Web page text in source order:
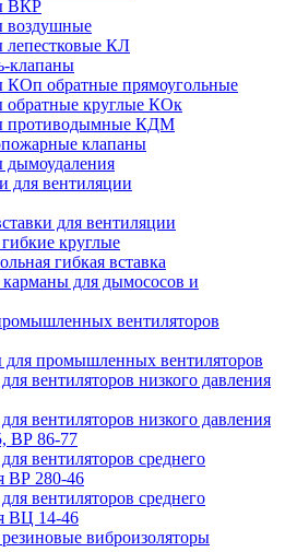
ВКР
воздушные
лепестковые КЛ
клапаны
КОп обратные прямоугольные
обратные круглые КОк
противодымные КДМ
клапаны
дымоудаления
для вентиляции
для вентиляции
круглые
гибкая вставка
для дымососов и
вентиляторов
для промышленных вентиляторов
вентиляторов низкого давления
вентиляторов низкого давления
ВР 86-77
вентиляторов среднего
ВР 280-46
вентиляторов среднего
ВЦ 14-46
виброизоляторы